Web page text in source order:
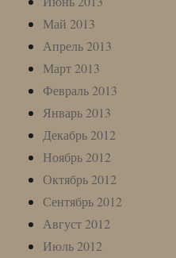
Май 2013
Апрель 2013
Март 2013
Февраль 2013
Январь 2013
Декабрь 2012
Ноябрь 2012
Октябрь 2012
Сентябрь 2012
Август 2012
Июль 2012